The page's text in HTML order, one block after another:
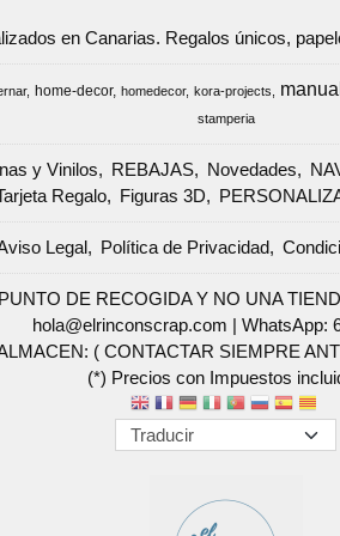
en Canarias. Regalos únicos,
home-decor homedecor kora-projects
stamperia
y Vinilos REBAJAS Novedades
Regalo Figuras 3D
Legal Política de Privacidad
DE RECOGIDA Y NO UNA
hola@elrinconscrap.com |WhatsApp:
( CONTACTAR SIEMPRE
(*) Precios con Impuestos